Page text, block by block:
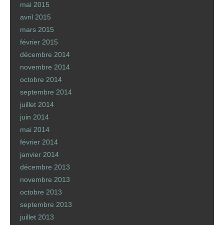
mai 2015
avril 2015
mars 2015
février 2015
décembre 2014
novembre 2014
octobre 2014
septembre 2014
juillet 2014
juin 2014
mai 2014
février 2014
janvier 2014
décembre 2013
novembre 2013
octobre 2013
septembre 2013
juillet 2013